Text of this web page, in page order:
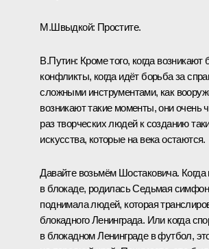
М.Швыдкой: Простите.
В.Путин: Кроме того, когда
конфликты, когда идёт борьба за
сложными инструментами, как
возникают такие моменты, они очень
раз творческих людей к созданию
искусства, которые на века остаются.
Давайте возьмём Шостаковича.
в блокаде, родилась Седьмая
поднимала людей, которая
блокадного Ленинграда. Или когда
в блокадном Ленинграде в футбол,